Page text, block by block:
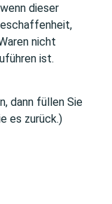
dieser
nicht
ist.
dann füllen Sie
es zurück.)